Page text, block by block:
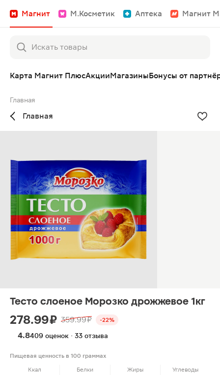
Магнит М.Косметик Аптека Магнит
Карта Магнит ПлюсАкцииМагазиныБонусы от
Главная
Главная
Тесто слоеное Морозко дрожжевое 1кг
278.99 ₽ 359.99 ₽ -22%
4.8409 оценок · 33 отзыва
Пищевая ценность в 100 граммах
Ккал
Белки Жиры Углеводы